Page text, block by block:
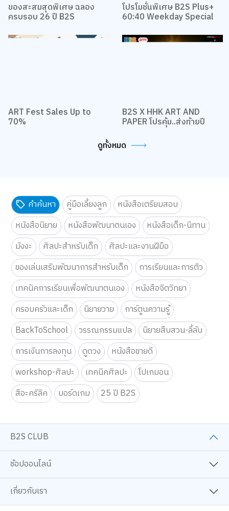
ครบรอบ 26 ปี B2S
โปรโมชั่นพิเศษ B2S Plus+
60:40 Weekday Special
B2S X HHK ART AND
PAPER โปรคุ้ม..ส่งท้ายปี
คำค้นหา คู่มือเลี้ยงลูก
หนังสือเตรียมสอบ
หนังสือนิยาย
หนังสือพัฒนาตนเอง
หนังสือเด็ก-นิทาน
มังงะ
ศิลปะสำหรับเด็ก
ศิลปะและงานฝีมือ
ของเล่นเสริมพัฒนาการสำหรับเด็ก
การเรียนและการติว
เทคนิคการเรียนเพื่อพัฒนาตนเอง
หนังสือจิตวิทยา
ครอบครัวและเด็ก
นิยายวาย
การ์ตูนความรู้
BackToSchool
วรรณกรรมแปล
นิยายสืบสวน-ลี้ลับ
การเงินการลงทุน
ดูดวง
หนังสือขายดี
workshop-ศิลปะ
เทคนิคศิลปะ
โปเกมอน
B2S CLUB
ช้อปออนไลน์